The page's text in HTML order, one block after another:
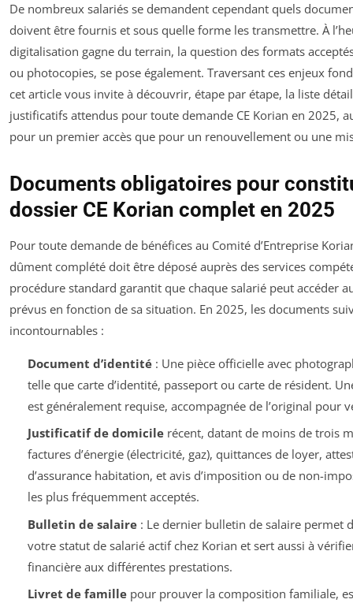
De nombreux salariés se demandent cependant quels
doivent être fournis et sous quelle forme les transmettre. À
digitalisation gagne du terrain, la question des formats
ou photocopies, se pose également. Traversant ces enjeux
cet article vous invite à découvrir, étape par étape, la liste
justificatifs attendus pour toute demande CE Korian en 2025,
pour un premier accès que pour un renouvellement ou une
Documents obligatoires pour
dossier CE Korian complet en 2025
Pour toute demande de bénéfices au Comité d’Entreprise
dûment complété doit être déposé auprès des services
procédure standard garantit que chaque salarié peut accéder
prévus en fonction de sa situation. En 2025, les documents
incontournables :
Document d’identité: Une pièce officielle avec
telle que carte d’identité, passeport ou carte de résident.
est généralement requise, accompagnée de l’original pour
Justificatif de domicilerécent, datant de moins de trois
factures d’énergie (électricité, gaz), quittances de loyer,
d’assurance habitation, et avis d’imposition ou de non-
les plus fréquemment acceptés.
Bulletin de salaire: Le dernier bulletin de salaire permet
votre statut de salarié actif chez Korian et sert aussi à
financière aux différentes prestations.
Livret de famillepour prouver la composition familiale,